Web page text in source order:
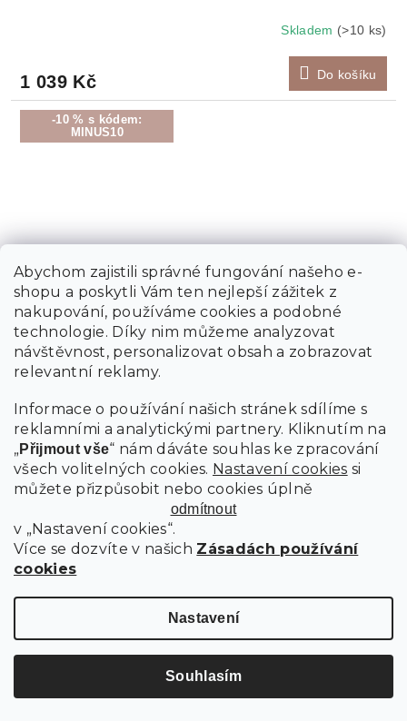
Abychom zajistili správné fungování našeho e-
shopu a poskytli Vám ten nejlepší zážitek z
nakupování, používáme cookies a podobné
technologie. Díky nim můžeme analyzovat
návštěvnost, personalizovat obsah a zobrazovat
relevantní reklamy.
Informace o používání našich stránek sdílíme s
reklamními a analytickými partnery. Kliknutím na
„Přijmout vše“ nám dáváte souhlas ke zpracování
všech volitelných cookies. Nastavení cookies si
můžete přizpůsobit nebo cookies úplně
odmítnout
v „Nastavení cookies“.
Více se dozvíte v našich Zásadách používání
cookies
Nastavení
Souhlasím
Skladem (>10 ks)
1 039 Kč Do košíku
-10 % s kódem:
MINUS10
–30 %
Černá židle BALI MARK s černými nohami
Skladem (>10 ks)